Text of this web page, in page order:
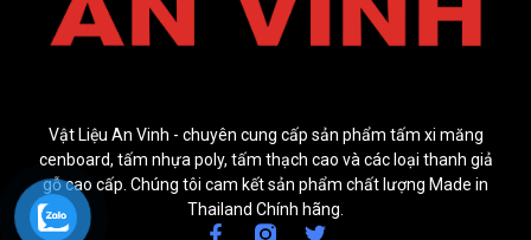
Vật Liệu An Vinh - chuyên cung cấp sản phẩm tấm xi măng
cenboard, tấm nhựa poly, tấm thạch cao và các loại thanh giả
gỗ cao cấp. Chúng tôi cam kết sản phẩm chất lượng Made in
Thailand Chính hãng.